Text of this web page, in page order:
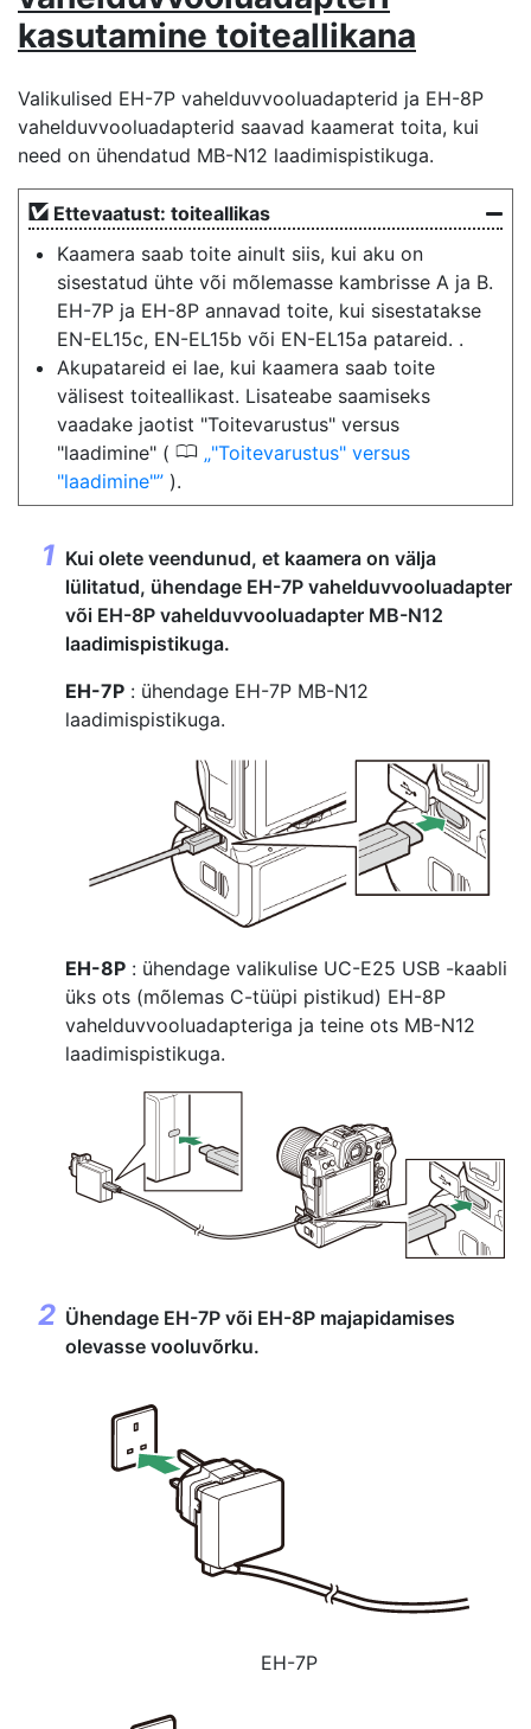
kasutamine toiteallikana
Valikulised EH-7P vahelduvvooluadapterid ja EH-8P
vahelduvvooluadapterid saavad kaamerat toita, kui
need on ühendatud MB-N12 laadimispistikuga.
Ettevaatust: toiteallikas
Kaamera saab toite ainult siis, kui aku on
sisestatud ühte või mõlemasse kambrisse A ja B.
EH-7P ja EH-8P annavad toite, kui sisestatakse
EN-EL15c, EN-EL15b või EN-EL15a patareid. .
Akupatareid ei lae, kui kaamera saab toite
välisest toiteallikast. Lisateabe saamiseks
vaadake jaotist "Toitevarustus" versus
"laadimine" ( 0 "Toitevarustus" versus
"laadimine" ).
Kui olete veendunud, et kaamera on välja
lülitatud, ühendage EH-7P vahelduvvooluadapter
või EH-8P vahelduvvooluadapter MB-N12
laadimispistikuga.
EH-7P : ühendage EH-7P MB-N12
laadimispistikuga.
EH-8P : ühendage valikulise UC-E25 USB -kaabli
üks ots (mõlemas C-tüüpi pistikud) EH-8P
vahelduvvooluadapteriga ja teine ots MB-N12
laadimispistikuga.
Ühendage EH-7P või EH-8P majapidamises
olevasse vooluvõrku.
EH-7P